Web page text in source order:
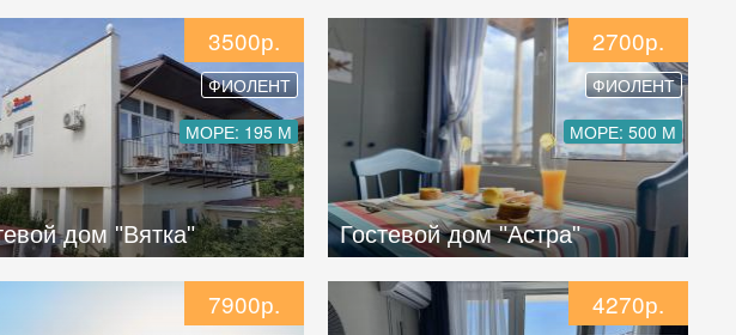
3500р.
ФИОЛЕНТ
МОРЕ: 195 М
дом "Вятка"
2700р.
ФИОЛЕНТ
МОРЕ: 500 М
Гостевой дом "Астра"
7900р. 4270р.